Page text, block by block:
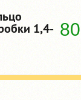
1,4- 80